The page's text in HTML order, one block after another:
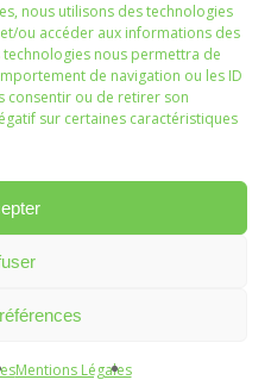
nous utilisons des technologies
ou accéder aux informations des
nous permettra de
de navigation ou les ID
consentir ou de retirer son
sur certaines caractéristiques
Mentions Légales
ou que nous ferons
enrichissants.
Mentions légales